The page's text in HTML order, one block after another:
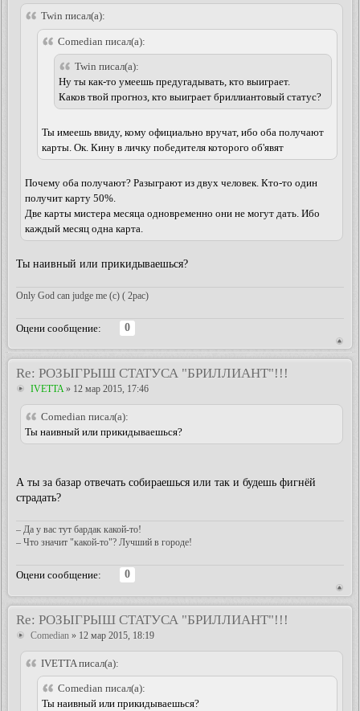
Twin писал(а):
Comedian писал(а):
Twin писал(а):
Ну ты как-то умеешь предугадывать, кто выиграет.
Каков твой прогноз, кто выиграет бриллиантовый статус?
Ты имеешь ввиду, кому официально вручат, ибо оба получают
карты. Ок. Кину в личку победителя которого об'явят
Почему оба получают? Разыграют из двух человек. Кто-то один
получит карту 50%.
Две карты мистера месяца одновременно они не могут дать. Ибо
каждый месяц одна карта.
Ты наивный или прикидываешься?
Only God can judge me (c) ( 2pac)
Оцени сообщение:
0
Re: РОЗЫГРЫШ СТАТУСА "БРИЛЛИАНТ"!!!
IVETTA» 12 мар 2015, 17:46
Comedian писал(а):
Ты наивный или прикидываешься?
А ты за базар отвечать собираешься или так и будешь фигнёй
страдать?
– Да у вас тут бардак какой-то!
– Что значит "какой-то"? Лучший в городе!
Оцени сообщение:
0
Re: РОЗЫГРЫШ СТАТУСА "БРИЛЛИАНТ"!!!
Comedian » 12 мар 2015, 18:19
IVETTA писал(а):
Comedian писал(а):
Ты наивный или прикидываешься?